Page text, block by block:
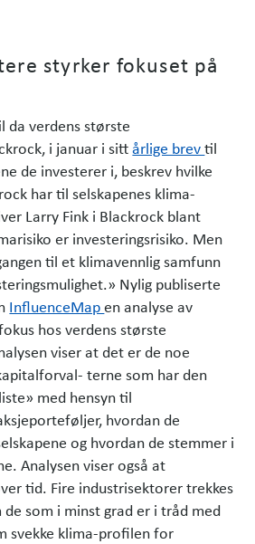
styrker fokuset på
da verdens største
i januar i sittårlige brevtil
de investerer i, beskrev hvilke
har til selskapenes klima-
Larry Fink i Blackrock blant
er investeringsrisiko. Men
til et klimavennlig samfunn
Nylig publiserte
InfluenceMapen analyse av
hos verdens største
viser at det er de noe
terne som har den
med hensyn til
hvordan de
og hvordan de stemmer i
Analysen viser også at
tid. Fire industrisektorer trekkes
som i minst grad er i tråd med
svekke klima-profilen for